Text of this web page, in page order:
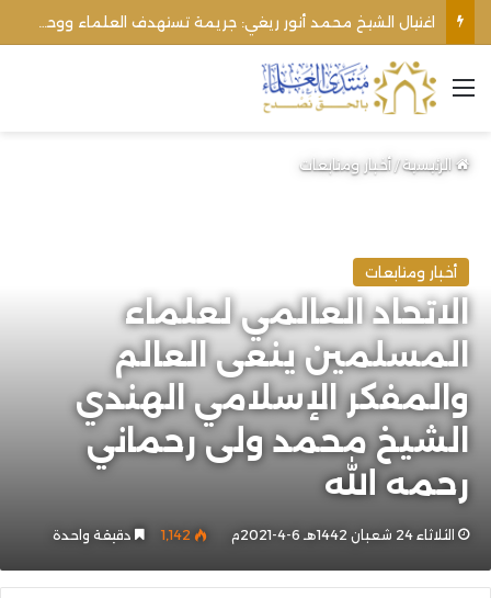
القائمة
الرئيسية/أخبار ومتابعات
أخبار ومتابعات
الاتحاد العالمي لعلماء
المسلمين ينعى العالم
والمفكر الإسلامي الهندي
الشيخ محمد ولى رحماني
رحمه الله
الثلاثاء 24 شعبان 1442هـ 6-4-2021م 1٬142 دقيقة واحدة